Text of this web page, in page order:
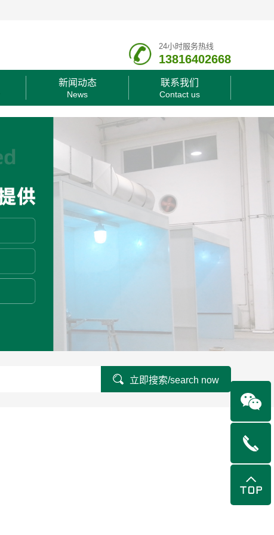
24小时服务热线
13816402668
新闻动态
News
联系我们
Contact us
立即搜索/search now